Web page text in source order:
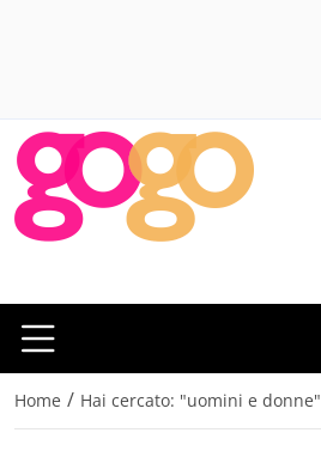
Home / Hai cercato: "uomini e donne"